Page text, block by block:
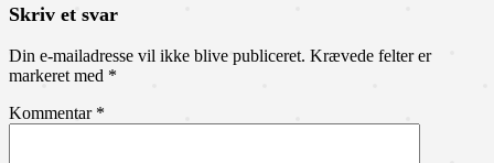
Skriv et svar
Din e-mailadresse vil ikke blive publiceret. Krævede felter er
markeret med *
Kommentar *